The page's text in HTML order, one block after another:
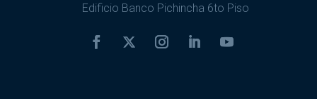
Edificio Banco Pichincha 6to Piso